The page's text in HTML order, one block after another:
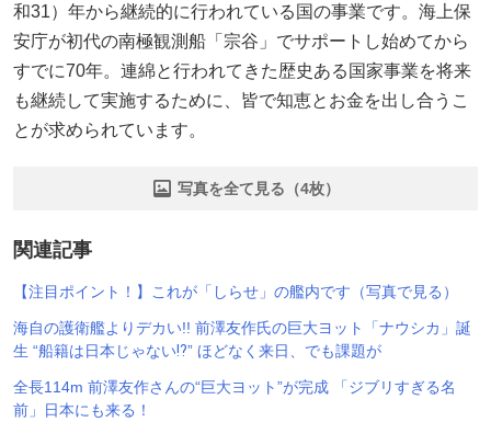
和31）年から継続的に行われている国の事業です。海上保
安庁が初代の南極観測船「宗谷」でサポートし始めてから
すでに70年。連綿と行われてきた歴史ある国家事業を将来
も継続して実施するために、皆で知恵とお金を出し合うこ
とが求められています。
写真を全て見る（4枚）
関連記事
【注目ポイント！】これが「しらせ」の艦内です（写真で見る）
海自の護衛艦よりデカい!! 前澤友作氏の巨大ヨット「ナウシカ」誕
生 “船籍は日本じゃない⁉” ほどなく来日、でも課題が
全長114m 前澤友作さんの“巨大ヨット”が完成 「ジブリすぎる名
前」日本にも来る！